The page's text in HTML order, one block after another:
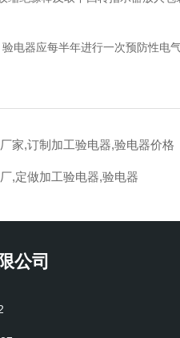
电器应每半年进行一次预防性电气
家,订制加工验电器,验电器价格
,定做加工验电器,验电器
公司